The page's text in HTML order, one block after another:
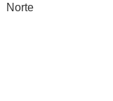
Norte